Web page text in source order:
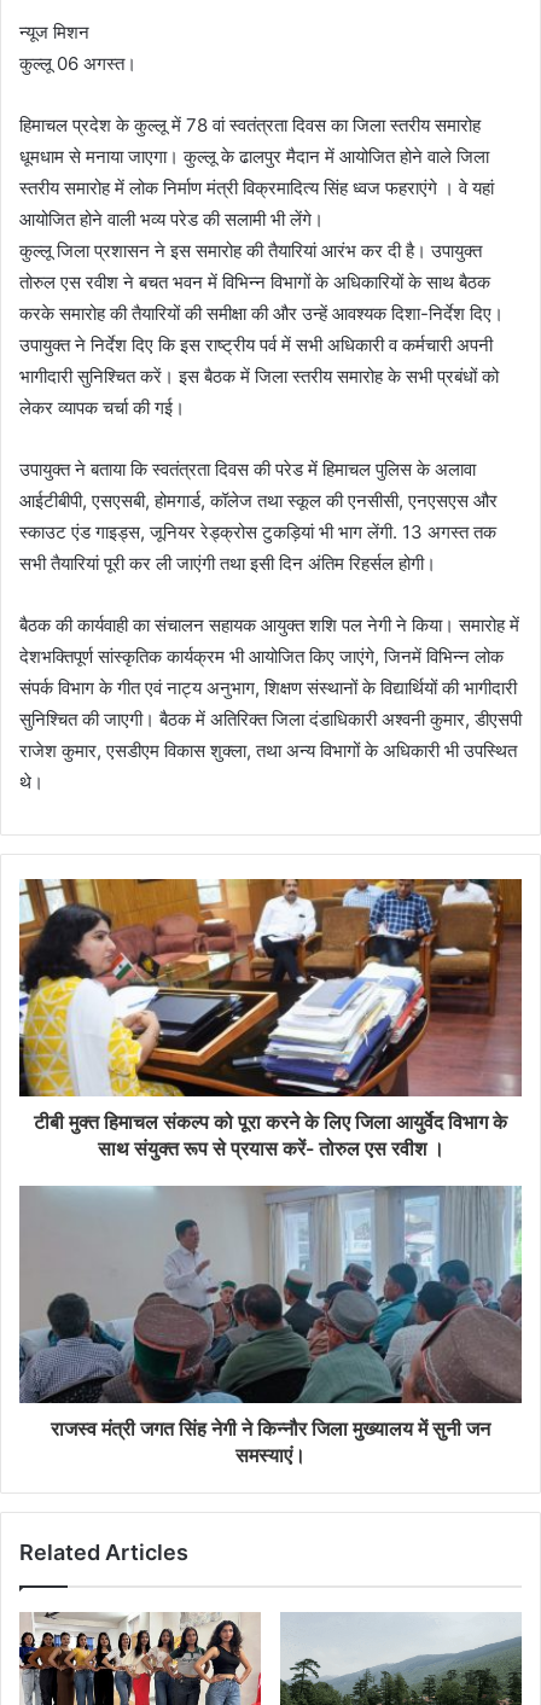
न्यूज मिशन
कुल्लू 06 अगस्त।
हिमाचल प्रदेश के कुल्लू में 78 वां स्वतंत्रता दिवस का जिला स्तरीय समारोह
धूमधाम से मनाया जाएगा। कुल्लू के ढालपुर मैदान में आयोजित होने वाले जिला
स्तरीय समारोह में लोक निर्माण मंत्री विक्रमादित्य सिंह ध्वज फहराएंगे । वे यहां
आयोजित होने वाली भव्य परेड की सलामी भी लेंगे।
कुल्लू जिला प्रशासन ने इस समारोह की तैयारियां आरंभ कर दी है। उपायुक्त
तोरुल एस रवीश ने बचत भवन में विभिन्न विभागों के अधिकारियों के साथ बैठक
करके समारोह की तैयारियों की समीक्षा की और उन्हें आवश्यक दिशा-निर्देश दिए।
उपायुक्त ने निर्देश दिए कि इस राष्ट्रीय पर्व में सभी अधिकारी व कर्मचारी अपनी
भागीदारी सुनिश्चित करें। इस बैठक में जिला स्तरीय समारोह के सभी प्रबंधों को
लेकर व्यापक चर्चा की गई।
उपायुक्त ने बताया कि स्वतंत्रता दिवस की परेड में हिमाचल पुलिस के अलावा
आईटीबीपी, एसएसबी, होमगार्ड, कॉलेज तथा स्कूल की एनसीसी, एनएसएस और
स्काउट एंड गाइड्स, जूनियर रेड्क्रोस टुकड़ियां भी भाग लेंगी. 13 अगस्त तक
सभी तैयारियां पूरी कर ली जाएंगी तथा इसी दिन अंतिम रिहर्सल होगी।
बैठक की कार्यवाही का संचालन सहायक आयुक्त शशि पल नेगी ने किया। समारोह में
देशभक्तिपूर्ण सांस्कृतिक कार्यक्रम भी आयोजित किए जाएंगे, जिनमें विभिन्न लोक
संपर्क विभाग के गीत एवं नाट्य अनुभाग, शिक्षण संस्थानों के विद्यार्थियों की भागीदारी
सुनिश्चित की जाएगी। बैठक में अतिरिक्त जिला दंडाधिकारी अश्वनी कुमार, डीएसपी
राजेश कुमार, एसडीएम विकास शुक्ला, तथा अन्य विभागों के अधिकारी भी उपस्थित
थे।
टीबी मुक्त हिमाचल संकल्प को पूरा करने के लिए जिला आयुर्वेद विभाग के
साथ संयुक्त रूप से प्रयास करें- तोरुल एस रवीश ।
राजस्व मंत्री जगत सिंह नेगी ने किन्नौर जिला मुख्यालय में सुनी जन
समस्याएं।
Related Articles